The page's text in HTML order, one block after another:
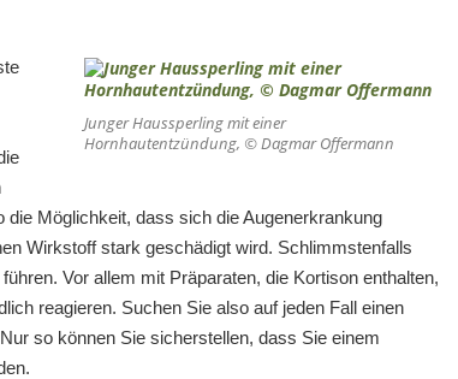
Junger Haussperling mit einer
Hornhautentzündung, © Dagmar Offermann
Möglichkeit, dass sich die Augenerkrankung
Wirkstoff stark geschädigt wird. Schlimmstenfalls
Vor allem mit Präparaten, die Kortison enthalten,
reagieren. Suchen Sie also auf jeden Fall einen
so können Sie sicherstellen, dass Sie einem